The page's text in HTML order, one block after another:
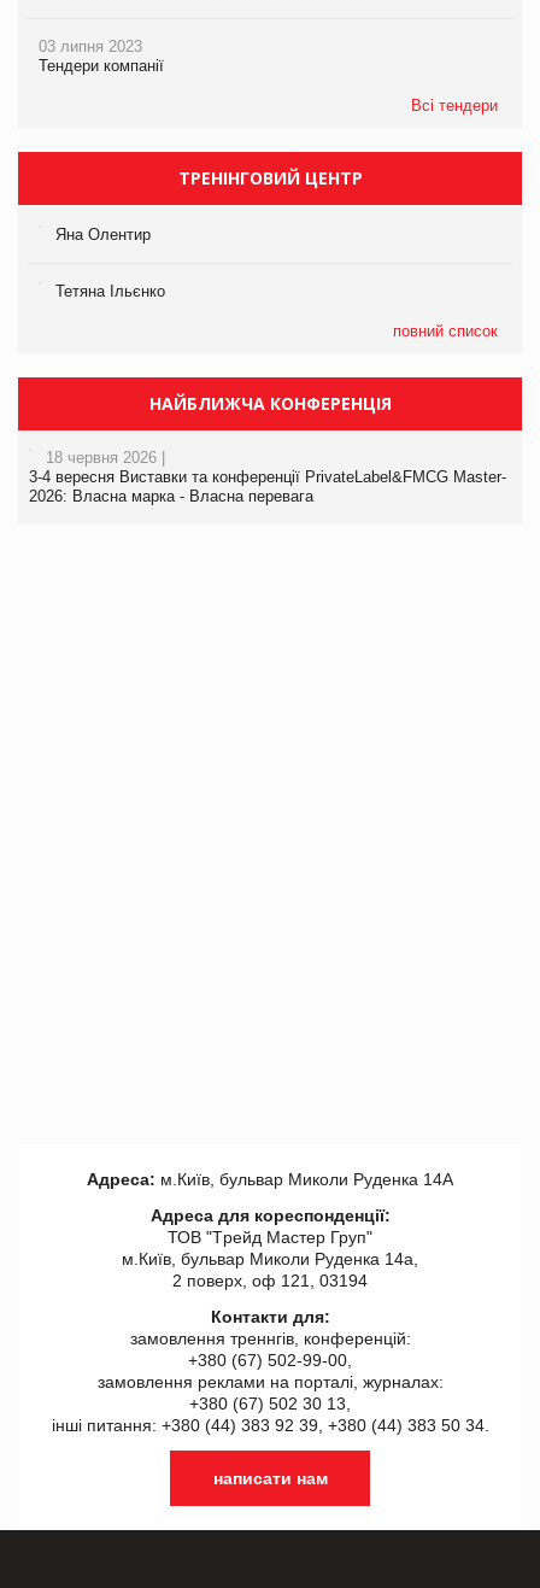
03 липня 2023
Тендери компанії
Всі тендери
ТРЕНІНГОВИЙ ЦЕНТР
Яна Олентир
Тетяна Ільєнко
повний список
НАЙБЛИЖЧА КОНФЕРЕНЦІЯ
18 червня 2026 |
3-4 вересня Виставки та конференції PrivateLabel&FMCG Master-
2026: Власна марка - Власна перевага
Адреса: м.Київ, бульвар Миколи Руденка 14А
Адреса для кореспонденції:
ТОВ "Tрейд Мастер Груп"
м.Київ, бульвар Миколи Руденка 14а,
2 поверх, оф 121, 03194
Контакти для:
замовлення треннгів, конференцій:
+380 (67) 502-99-00,
замовлення реклами на порталі, журналах:
+380 (67) 502 30 13,
інші питання: +380 (44) 383 92 39, +380 (44) 383 50 34.
написати нам